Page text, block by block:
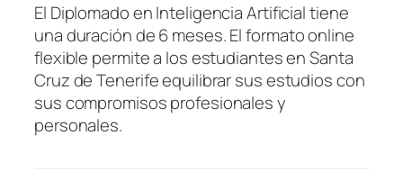
El Diplomado en Inteligencia Artificial tiene
una duración de 6 meses. El formato online
flexible permite a los estudiantes en Santa
Cruz de Tenerife equilibrar sus estudios con
sus compromisos profesionales y
personales.